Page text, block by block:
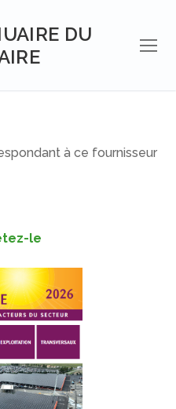
DU
à ce fournisseur
le